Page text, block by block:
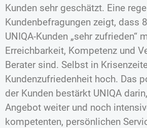
Kunden sehr geschätzt. Eine
Kundenbefragungen zeigt, dass
UNIQA-Kunden „sehr zufrieden“
Erreichbarkeit, Kompetenz und
Berater sind. Selbst in
Kundenzufriedenheit hoch. Das
der Kunden bestärkt UNIQA
Angebot weiter und noch
kompetenten, persönlichen